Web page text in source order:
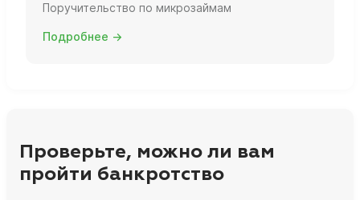
Поручительство по микрозаймам
Подробнее →
Проверьте, можно ли вам
пройти банкротство